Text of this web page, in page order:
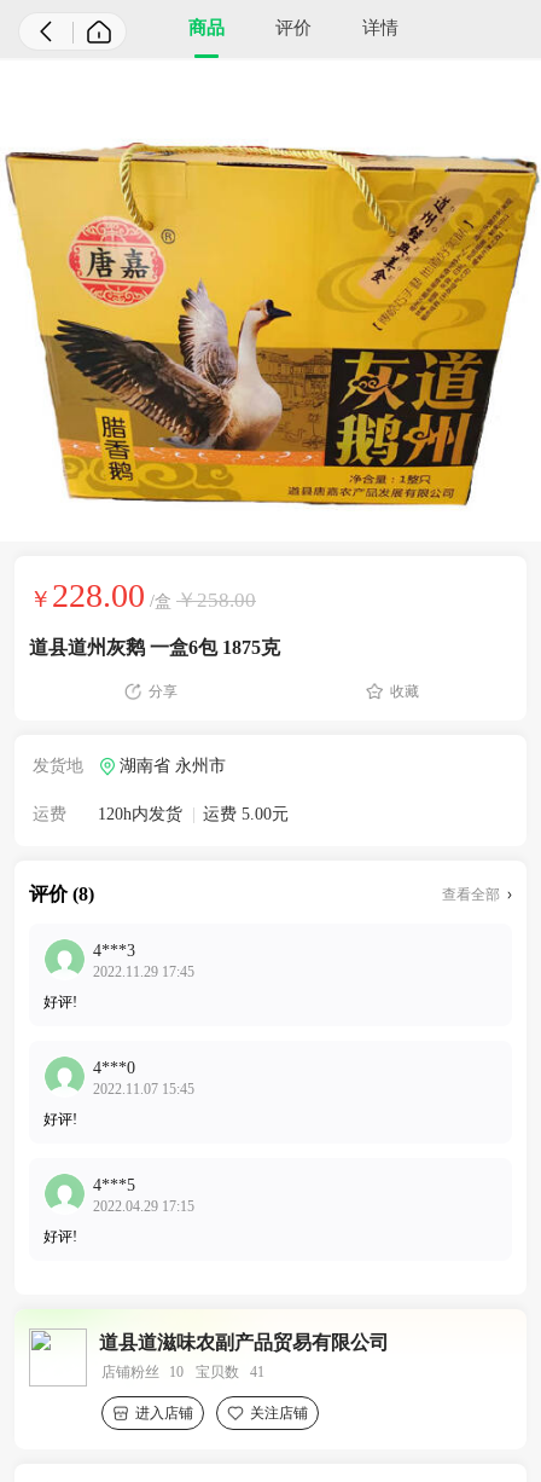
商品 评价 详情
￥ 228.00 /盒 ￥258.00
道县道州灰鹅 一盒6包 1875克
分享 收藏
发货地 湖南省 永州市
运费 120h内发货 运费 5.00元
评价 (8) 查看全部
4***3
2022.11.29 17:45
好评!
4***0
2022.11.07 15:45
好评!
4***5
2022.04.29 17:15
好评!
道县道滋味农副产品贸易有限公司
店铺粉丝 10 宝贝数 41
进入店铺 关注店铺